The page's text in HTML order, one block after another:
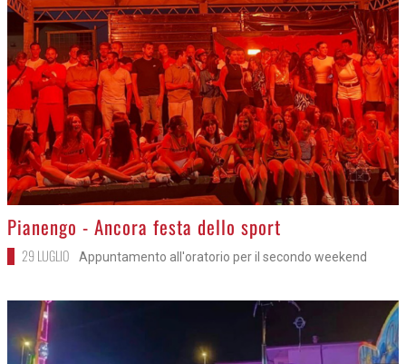
>
Pianengo - Ancora festa dello sport
29 LUGLIO Appuntamento all'oratorio per il secondo weekend